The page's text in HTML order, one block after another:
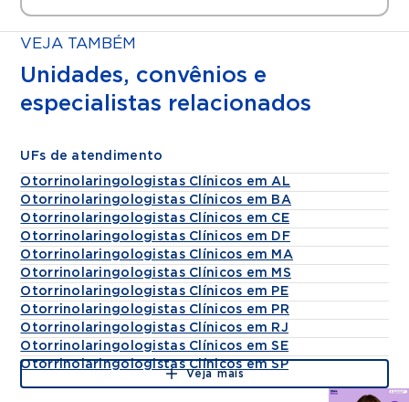
VEJA TAMBÉM
Unidades, convênios e
especialistas relacionados
UFs de atendimento
Otorrinolaringologistas Clínicos em AL
Otorrinolaringologistas Clínicos em BA
Otorrinolaringologistas Clínicos em CE
Otorrinolaringologistas Clínicos em DF
Otorrinolaringologistas Clínicos em MA
Otorrinolaringologistas Clínicos em MS
Otorrinolaringologistas Clínicos em PE
Otorrinolaringologistas Clínicos em PR
Otorrinolaringologistas Clínicos em RJ
Otorrinolaringologistas Clínicos em SE
Otorrinolaringologistas Clínicos em SP
Veja mais